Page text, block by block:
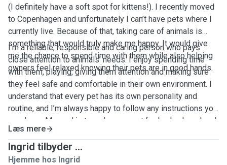
(I definitely have a soft spot for kittens!). I recently moved
to Copenhagen and unfortunately I can’t have pets where I
currently live. Because of that, taking care of animals is
something that would truly make me happy. It would give
me the chance to spend time with them while also helping
owners feel relaxed knowing their pets are in good hands.
I’m a reliable, responsible and caring person who pays
close attention to animals’ needs. I enjoy spending time
with them, playing, giving them attention and making sure
they feel safe and comfortable in their own environment. I
understand that every pet has its own personality and
routine, and I’m always happy to follow any instructions you
may have. My goal is to make your pet feel calm, loved and
well cared for while you’re away. I’m also happy to send
updates and photos so you can have peace of mind. For
everyone’s safety, I prefer to care for vaccinated pets.
Læs mere
Ingrid tilbyder ...
Hjemme hos Ingrid